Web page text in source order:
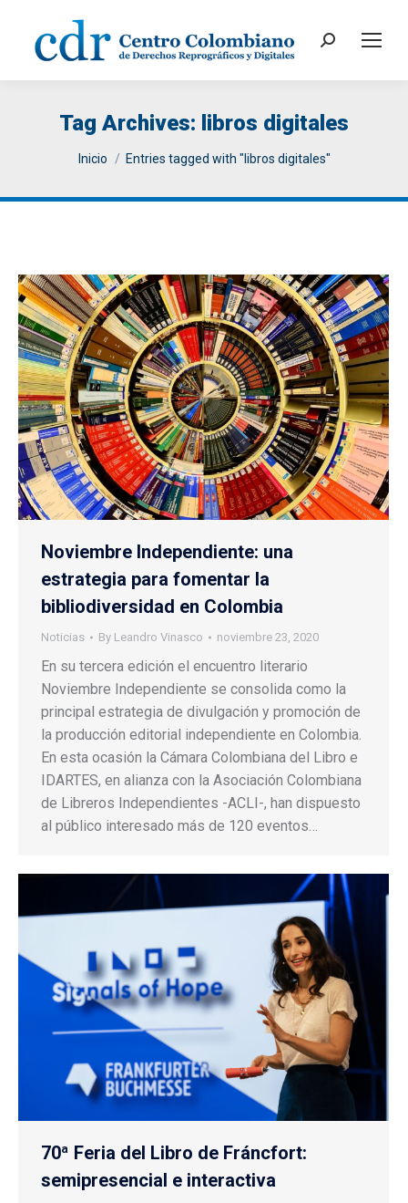
Search:
Tag Archives: libros digitales
You are here:
Inicio Entries tagged with "libros digitales"
Noviembre Independiente: una
estrategia para fomentar la
bibliodiversidad en Colombia
Noticias By Leandro Vinasco noviembre 23, 2020
En su tercera edición el encuentro literario
Noviembre Independiente se consolida como la
principal estrategia de divulgación y promoción de
la producción editorial independiente en Colombia.
En esta ocasión la Cámara Colombiana del Libro e
IDARTES, en alianza con la Asociación Colombiana
de Libreros Independientes -ACLI-, han dispuesto
al público interesado más de 120 eventos…
70ª Feria del Libro de Fráncfort:
semipresencial e interactiva